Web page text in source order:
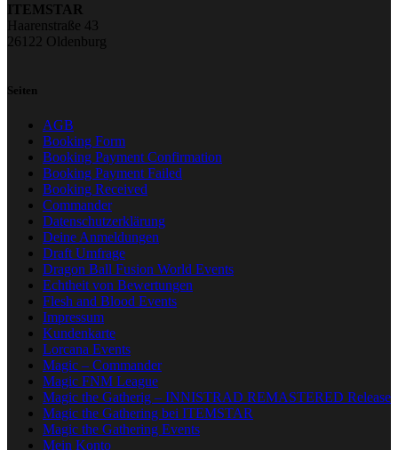
ITEMSTAR
Haarenstraße 43
26122 Oldenburg
Seiten
AGB
Booking Form
Booking Payment Confirmation
Booking Payment Failed
Booking Received
Commander
Datenschutzerklärung
Deine Anmeldungen
Draft Umfrage
Dragon Ball Fusion World Events
Echtheit von Bewertungen
Flesh and Blood Events
Impressum
Kundenkarte
Lorcana Events
Magic – Commander
Magic FNM League
Magic the Gatherig – INNISTRAD REMASTERED Release
Magic the Gathering bei ITEMSTAR
Magic the Gathering Events
Mein Konto